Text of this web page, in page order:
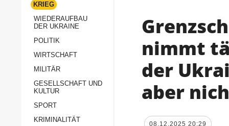
ALLE RUBRIKEN
Wiederaufbau der
Politik
Militär
KRIEG
WIEDERAUFBAU
DER UKRAINE
POLITIK
WIRTSCHAFT
MILITÄR
GESELLSCHAFT UND
KULTUR
SPORT
KRIMINALITÄT
nimmt
der
aber
08.12.2025 20:29